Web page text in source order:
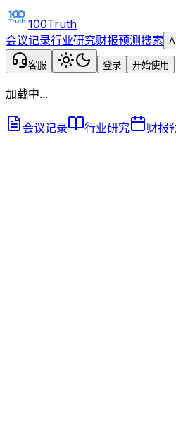
100Truth
会议记录行业研究财报预测搜索
客服 登录 开始使用
加载中...
会议记录 行业研究 财报